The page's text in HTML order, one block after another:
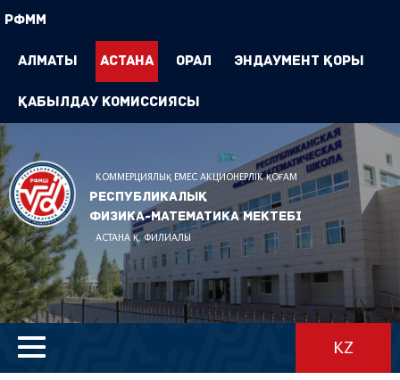
РФММ
Алматы Астана Орал Эндаумент Қоры
Қабылдау комиссиясы
КОММЕРЦИЯЛЫҚ ЕМЕС АКЦИОНЕРЛІК ҚОҒАМ
Республикалық
физика-математика мектебі
АСТАНА Қ. ФИЛИАЛЫ
KZ